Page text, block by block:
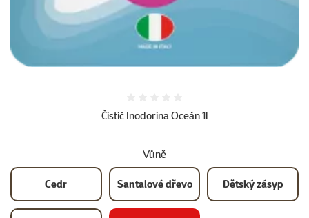
Čistič Inodorina Oceán 1l
Vůně
Cedr Santalové dřevo Dětský zásyp